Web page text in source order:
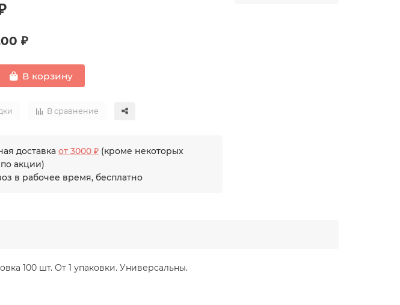
₽
В корзину
В сравнение
доставкаот 3000 ₽ (кроме некоторых
акции)
в рабочее время, бесплатно
100 шт. От 1 упаковки. Универсальны.